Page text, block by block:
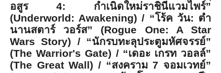
อสูร 4: กำเนิดใหม่ราชินีแวมไพร์”
(Underworld: Awakening) / “โร้ค วัน: ตำ
นานสตาร์ วอร์ส” (Rogue One: A Star
Wars Story) / “นักรบทะลุประตูมหัศจรรย์”
(The Warrior's Gate) / “เดอะ เกรท วอลล์”
(The Great Wall) / “สงคราม 7 จอมเวทย์”